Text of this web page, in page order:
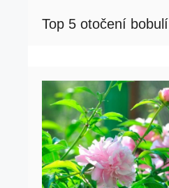
Top 5 otočení bobulí